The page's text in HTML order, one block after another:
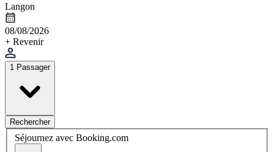
Langon
08/08/2026
+ Revenir
1 Passager
Rechercher
Séjournez avec Booking.com